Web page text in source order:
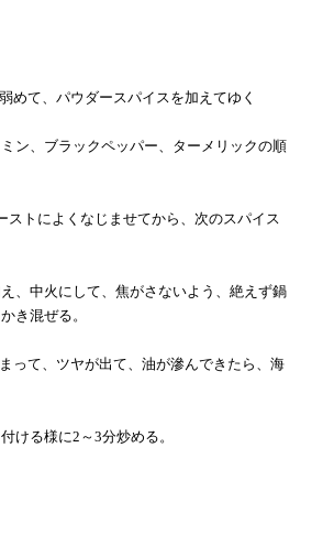
めて、パウダースパイスを加えてゆく
ン、ブラックペッパー、ターメリックの順
ストによくなじませてから、次のスパイス
、中火にして、焦がさないよう、絶えず鍋
き混ぜる。
って、ツヤが出て、油が滲んできたら、海
ける様に2～3分炒める。